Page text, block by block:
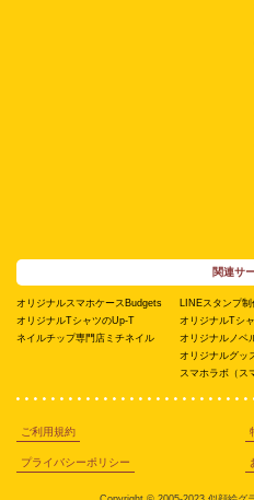
関連サ
オリジナルスマホケースBudgets
オリジナルTシャツのUp-T
ネイルチップ専門店ミチネイル
LINEスタンプ
オリジナルTシ
オリジナルノベ
オリジナルグッ
スマホラボ（ス
ご利用規約
プライバシーポリシー